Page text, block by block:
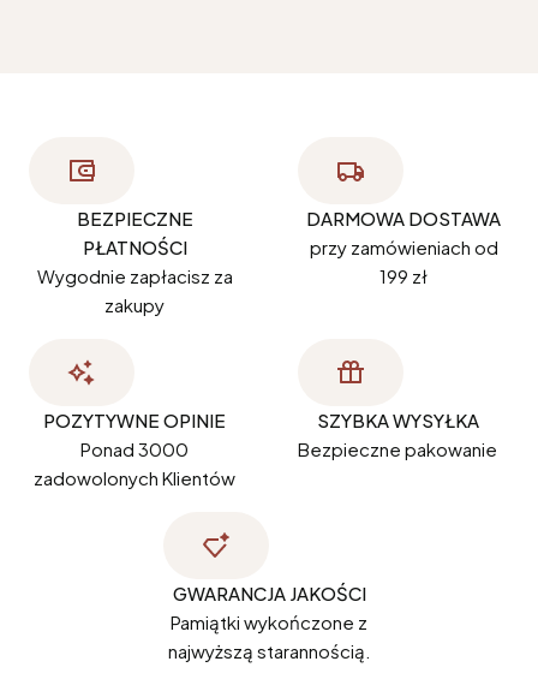
BEZPIECZNE
PŁATNOŚCI
Wygodnie zapłacisz za
zakupy
DARMOWA DOSTAWA
przy zamówieniach od
199 zł
POZYTYWNE OPINIE
Ponad 3000
zadowolonych Klientów
SZYBKA WYSYŁKA
Bezpieczne pakowanie
GWARANCJA JAKOŚCI
Pamiątki wykończone z
najwyższą starannością.